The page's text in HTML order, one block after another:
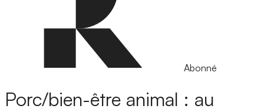
Abonné
Porc/bien-être animal : au